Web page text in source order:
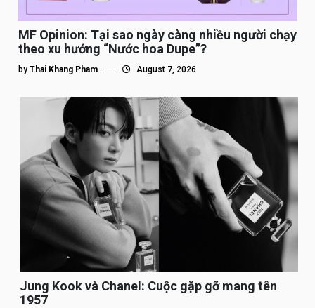
MF Opinion: Tại sao ngày càng nhiều người chạy
theo xu hướng “Nước hoa Dupe”?
by Thai Khang Pham August 7, 2026
Jung Kook và Chanel: Cuộc gặp gỡ mang tên
1957